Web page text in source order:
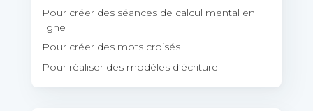
Pour créer des séances de calcul mental en
ligne
Pour créer des mots croisés
Pour réaliser des modèles d’écriture